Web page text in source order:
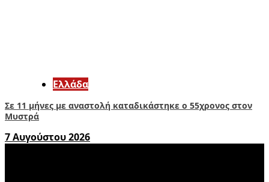
Ελλάδα
Σε 11 μήνες με αναστολή καταδικάστηκε ο 55χρονος στον
Μυστρά
7 Αυγούστου 2026